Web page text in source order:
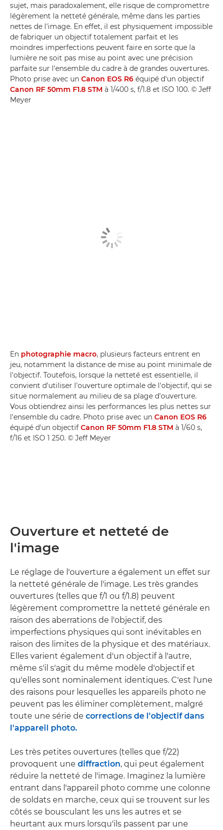
sujet, mais paradoxalement, elle risque de compromettre
légèrement la netteté générale, même dans les parties
nettes de l'image. En effet, il est physiquement impossible
de fabriquer un objectif totalement parfait et les
moindres imperfections peuvent faire en sorte que la
lumière ne soit pas mise au point avec une précision
parfaite sur l'ensemble du cadre à de grandes ouvertures.
Photo prise avec un Canon EOS R6 équipé d'un objectif
Canon RF 50mm F1.8 STM à 1/400 s, f/1.8 et ISO 100. © Jeff
Meyer
En photographie macro, plusieurs facteurs entrent en
jeu, notamment la distance de mise au point minimale de
l'objectif. Toutefois, lorsque la netteté est essentielle, il
convient d'utiliser l'ouverture optimale de l'objectif, qui se
situe normalement au milieu de sa plage d'ouverture.
Vous obtiendrez ainsi les performances les plus nettes sur
l'ensemble du cadre. Photo prise avec un Canon EOS R6
équipé d'un objectif Canon RF 50mm F1.8 STM à 1/60 s,
f/16 et ISO 1 250. © Jeff Meyer
Ouverture et netteté de
l'image
Le réglage de l'ouverture a également un effet sur
la netteté générale de l'image. Les très grandes
ouvertures (telles que f/1 ou f/1.8) peuvent
légèrement compromettre la netteté générale en
raison des aberrations de l'objectif, des
imperfections physiques qui sont inévitables en
raison des limites de la physique et des matériaux.
Elles varient également d'un objectif à l'autre,
même s'il s'agit du même modèle d'objectif et
qu'elles sont nominalement identiques. C'est l'une
des raisons pour lesquelles les appareils photo ne
peuvent pas les éliminer complètement, malgré
toute une série de corrections de l'objectif dans
l'appareil photo.
Les très petites ouvertures (telles que f/22)
provoquent une diffraction, qui peut également
réduire la netteté de l'image. Imaginez la lumière
entrant dans l'appareil photo comme une colonne
de soldats en marche, ceux qui se trouvent sur les
côtés se bousculant les uns les autres et se
heurtant aux murs lorsqu'ils passent par une